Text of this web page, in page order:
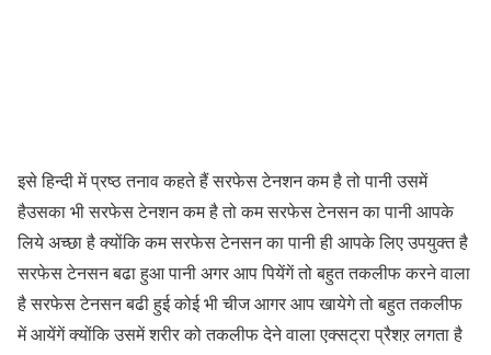
इसे हिन्दी में प्रष्ठ तनाव कहते हैं सरफेस टेनशन कम है तो पानी उसमें
हैउसका भी सरफेस टेनशन कम है तो कम सरफेस टेनसन का पानी आपके
लिये अच्छा है क्योंकि कम सरफेस टेनसन का पानी ही आपके लिए उपयुक्त है
सरफेस टेनसन बढा हुआ पानी अगर आप पियेंगें तो बहुत तकलीफ करने वाला
है सरफेस टेनसन बढी हुई कोई भी चीज आगर आप खायेगे तो बहुत तकलीफ
में आयेंगें क्योंकि उसमें शरीर को तकलीफ देने वाला एक्सट्रा प्रैशऱ लगता है